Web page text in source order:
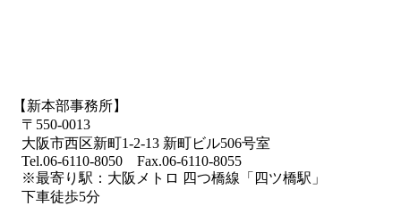
【新本部事務所】
〒550-0013
大阪市西区新町1-2-13 新町ビル506号室
Tel.06-6110-8050 Fax.06-6110-8055
※最寄り駅：大阪メトロ 四つ橋線「四ツ橋駅」
下車徒歩5分